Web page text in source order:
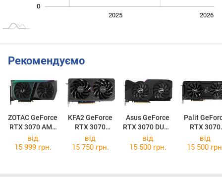
0
2025 2026
Рекомендуємо
ZOTAC GeForce
RTX 3070 AMP
Holo
KFA2 GeForce
RTX 3070
37NSL6MD2KO
K
Asus GeForce
RTX 3070 DUAL
OC V2 LHR
Palit
RTX 3070
JetStream
LHR
від
15 999 грн.
від
15 750 грн.
від
15 500 грн.
від
15 500